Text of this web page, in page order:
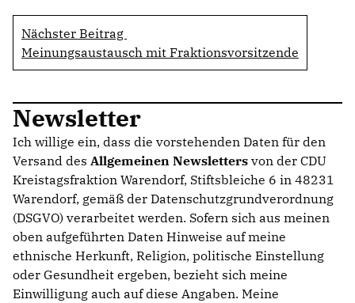
Nächster Beitrag
Meinungsaustausch mit Fraktionsvorsitzende
Newsletter
Ich willige ein, dass die vorstehenden Daten für den
Versand des Allgemeinen Newsletters von der CDU
Kreistagsfraktion Warendorf, Stiftsbleiche 6 in 48231
Warendorf, gemäß der Datenschutzgrundverordnung
(DSGVO) verarbeitet werden. Sofern sich aus meinen
oben aufgeführten Daten Hinweise auf meine
ethnische Herkunft, Religion, politische Einstellung
oder Gesundheit ergeben, bezieht sich meine
Einwilligung auch auf diese Angaben. Meine